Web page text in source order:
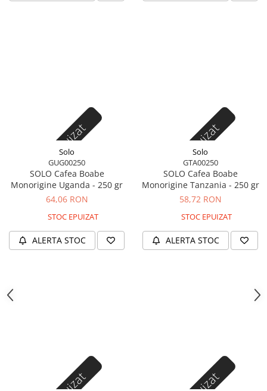
Stoc epuizat
Solo
GUG00250
SOLO Cafea Boabe
Monorigine Uganda - 250 gr
64,06 RON
STOC EPUIZAT
ALERTA STOC
Stoc epuizat
Solo
GTA00250
SOLO Cafea Boabe
Monorigine Tanzania - 250 gr
58,72 RON
STOC EPUIZAT
ALERTA STOC